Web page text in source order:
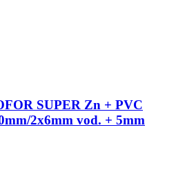
SUPER Zn + PVC
2x6mm vod. + 5mm